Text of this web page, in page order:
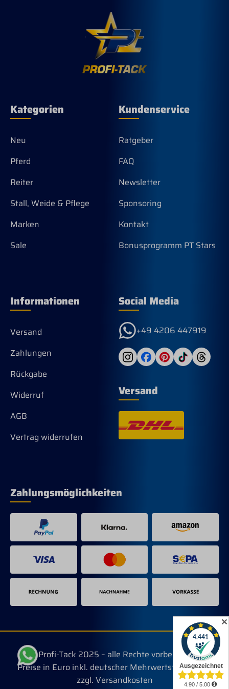
Navayomuster macht
besonderen Hingucker.
Es verleiht ihm einen
Hauch von Exklusivität
funktionellen Aspekte
des Halfters gewahrt
Kategorien
Neu
Pferd
Reiter
Stall, Weide & Pflege
Marken
Sale
Kundenservice
Ratgeber
FAQ
Newsletter
Sponsoring
Kontakt
Bonusprogramm PT Stars
Informationen
Versand
Zahlungen
Rückgabe
Widerruf
AGB
Vertrag widerrufen
Social Media
+49 4206 447919
Versand
Zahlungsmöglichkeiten
© Profi-Tack 2025 – alle Rechte vorbehalten.
Preise in Euro inkl. deutscher Mehrwertsteuer, evtl.
zzgl. Versandkosten
✕